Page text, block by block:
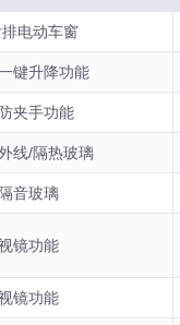
电动车窗
键升降功能
夹手功能
线/隔热玻璃
音玻璃
镜功能
镜功能